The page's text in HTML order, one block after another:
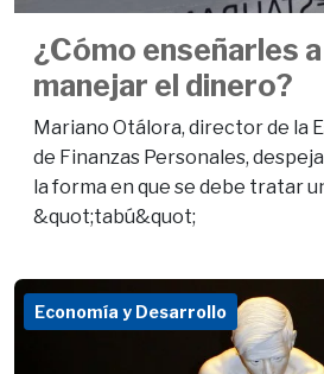
¿Cómo enseñarles
manejar el dinero?
Mariano Otálora, director de la
de Finanzas Personales,
la forma en que se debe tratar
&quot;tabú&quot;
Economía y Desarrollo